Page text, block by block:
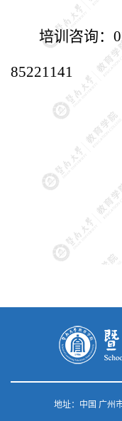
培训咨询：
85221141
地址：中国 广州